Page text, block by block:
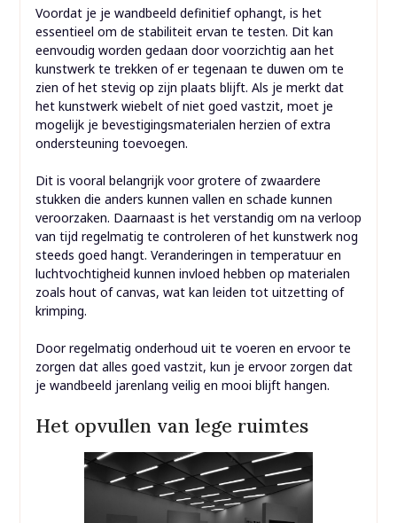
Voordat je je wandbeeld definitief ophangt, is het
essentieel om de stabiliteit ervan te testen. Dit kan
eenvoudig worden gedaan door voorzichtig aan het
kunstwerk te trekken of er tegenaan te duwen om te
zien of het stevig op zijn plaats blijft. Als je merkt dat
het kunstwerk wiebelt of niet goed vastzit, moet je
mogelijk je bevestigingsmaterialen herzien of extra
ondersteuning toevoegen.
Dit is vooral belangrijk voor grotere of zwaardere
stukken die anders kunnen vallen en schade kunnen
veroorzaken. Daarnaast is het verstandig om na verloop
van tijd regelmatig te controleren of het kunstwerk nog
steeds goed hangt. Veranderingen in temperatuur en
luchtvochtigheid kunnen invloed hebben op materialen
zoals hout of canvas, wat kan leiden tot uitzetting of
krimping.
Door regelmatig onderhoud uit te voeren en ervoor te
zorgen dat alles goed vastzit, kun je ervoor zorgen dat
je wandbeeld jarenlang veilig en mooi blijft hangen.
Het opvullen van lege ruimtes